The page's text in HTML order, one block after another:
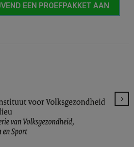
EEN PROEFPAKKET AAN